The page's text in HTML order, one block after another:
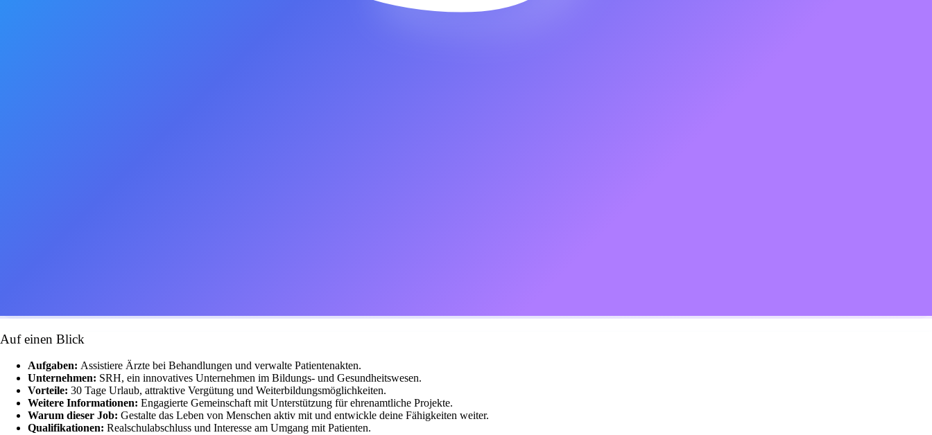
Auf einen Blick
Aufgaben: Assistiere Ärzte bei Behandlungen und verwalte Patientenakten.
Unternehmen: SRH, ein innovatives Unternehmen im Bildungs- und Gesundheitswesen.
Vorteile: 30 Tage Urlaub, attraktive Vergütung und Weiterbildungsmöglichkeiten.
Weitere Informationen: Engagierte Gemeinschaft mit Unterstützung für ehrenamtliche Projekte.
Warum dieser Job: Gestalte das Leben von Menschen aktiv mit und entwickle deine Fähigkeiten weiter.
Qualifikationen: Realschulabschluss und Interesse am Umgang mit Patienten.